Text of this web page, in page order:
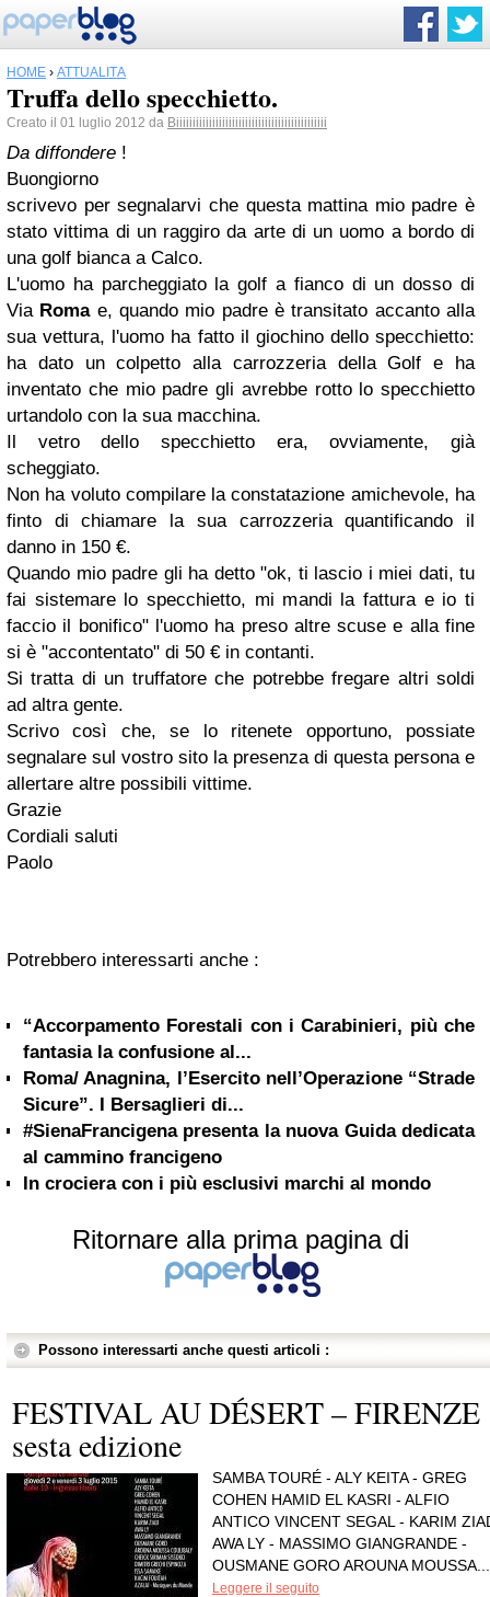
HOME › ATTUALITÀ
Truffa dello specchietto.
Creato il 01 luglio 2012 da Biiiiiiiiiiiiiiiiiiiiiiiiiiiiiiiiiiiiiiiiiiiiii
Da diffondere !
Buongiorno
scrivevo per segnalarvi che questa mattina mio padre è
stato vittima di un raggiro da arte di un uomo a bordo di
una golf bianca a Calco.
L'uomo ha parcheggiato la golf a fianco di un dosso di
Via Romae, quando mio padre è transitato accanto alla
sua vettura, l'uomo ha fatto il giochino dello specchietto:
ha dato un colpetto alla carrozzeria della Golf e ha
inventato che mio padre gli avrebbe rotto lo specchietto
urtandolo con la sua macchina.
Il vetro dello specchietto era, ovviamente, già
scheggiato.
Non ha voluto compilare la constatazione amichevole, ha
finto di chiamare la sua carrozzeria quantificando il
danno in 150 €.
Quando mio padre gli ha detto "ok, ti lascio i miei dati, tu
fai sistemare lo specchietto, mi mandi la fattura e io ti
faccio il bonifico" l'uomo ha preso altre scuse e alla fine
si è "accontentato" di 50 € in contanti.
Si tratta di un truffatore che potrebbe fregare altri soldi
ad altra gente.
Scrivo così che, se lo ritenete opportuno, possiate
segnalare sul vostro sito la presenza di questa persona e
allertare altre possibili vittime.
Grazie
Cordiali saluti
Paolo
Potrebbero interessarti anche :
“Accorpamento Forestali con i Carabinieri, più che
fantasia la confusione al...
Roma/ Anagnina, l’Esercito nell’Operazione “Strade
Sicure”. I Bersaglieri di...
#SienaFrancigena presenta la nuova Guida dedicata
al cammino francigeno
In crociera con i più esclusivi marchi al mondo
Ritornare alla prima pagina di
Possono interessarti anche questi articoli :
FESTIVAL AU DÉSERT – FIRENZE
sesta edizione
SAMBA TOURÉ - ALY KEITA - GREG
COHEN HAMID EL KASRI - ALFIO
ANTICO VINCENT SEGAL - KARIM
AWA LY - MASSIMO GIANGRANDE -
OUSMANE GORO AROUNA MOUSSA...
Leggere il seguito